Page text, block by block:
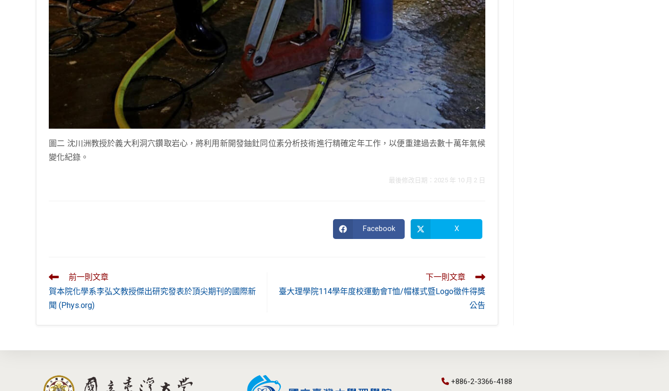
圖二 沈川洲教授於義大利洞穴鑽取岩心，將利用新開發鈾釷同位素分析技術進行精確定年工作，以便重建過去數十萬年氣候
變化紀錄。
最後修改日期：2025 年 10 月 2 日
Opens
in
Facebook
Opens
in
X
Read
more
articles
前一則文章
賀本院化學系李弘文教授傑出研究發表於頂尖期刊的國際新
聞 (Phys.org)
下一則文章
臺大理學院114學年度校運動會T恤/帽樣式暨Logo徵件得獎
公告
+886-2-3366-4188